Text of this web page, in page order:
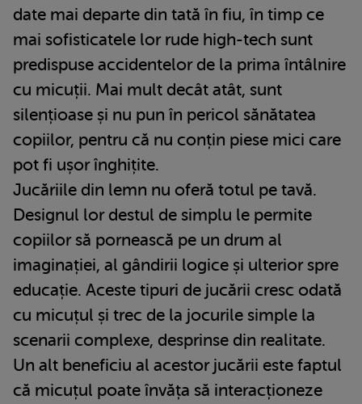
date mai departe din tată în fiu, în timp ce
mai sofisticatele lor rude high-tech sunt
predispuse accidentelor de la prima întâlnire
cu micuții. Mai mult decât atât, sunt
silențioase și nu pun în pericol sănătatea
copiilor, pentru că nu conțin piese mici care
pot fi ușor înghițite.
Jucăriile din lemn nu oferă totul pe tavă.
Designul lor destul de simplu le permite
copiilor să pornească pe un drum al
imaginației, al gândirii logice și ulterior spre
educație. Aceste tipuri de jucării cresc odată
cu micuțul și trec de la jocurile simple la
scenarii complexe, desprinse din realitate.
Un alt beneficiu al acestor jucării este faptul
că micuțul poate învăța să interacționeze